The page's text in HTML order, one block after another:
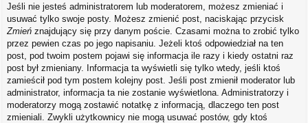
Jeśli nie jesteś administratorem lub moderatorem, możesz zmieniać i
usuwać tylko swoje posty. Możesz zmienić post, naciskając przycisk
Zmień znajdujący się przy danym poście. Czasami można to zrobić tylko
przez pewien czas po jego napisaniu. Jeżeli ktoś odpowiedział na ten
post, pod twoim postem pojawi się informacja ile razy i kiedy ostatni raz
post był zmieniany. Informacja ta wyświetli się tylko wtedy, jeśli ktoś
zamieścił pod tym postem kolejny post. Jeśli post zmienił moderator lub
administrator, informacja ta nie zostanie wyświetlona. Administratorzy i
moderatorzy mogą zostawić notatkę z informacją, dlaczego ten post
zmieniali. Zwykli użytkownicy nie mogą usuwać postów, gdy ktoś